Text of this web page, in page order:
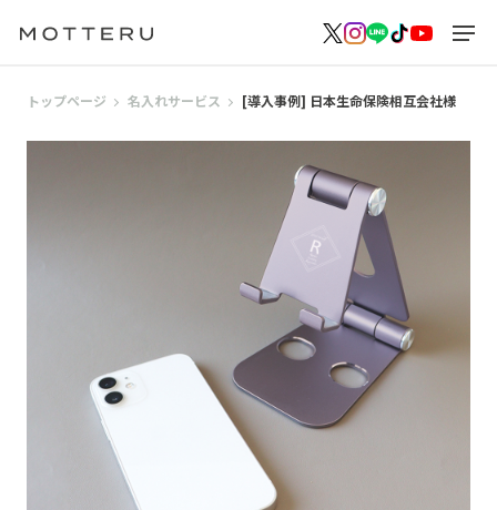
トップページ 名入れサービス [導入事例] 日本生命保険相互会社様